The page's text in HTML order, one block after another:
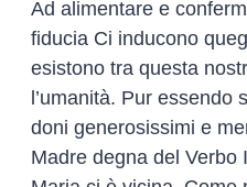
Ad alimentare e
fiducia Ci inducono
esistono tra questa
l’umanità. Pur essendo
doni generosissimi e
Madre degna del Verbo